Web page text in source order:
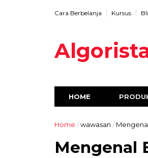
Cara Berbelanja Kursus
HOME
Home /wawasan /
Mengenal